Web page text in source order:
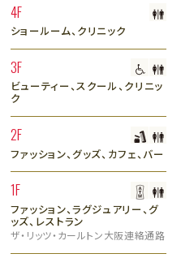
4F
ショールーム、クリニック
3F
ビューティー、スクール、クリニッ
ク
2F
ファッション、グッズ、カフェ、バー
1F
ファッション、ラグジュアリー、グ
ッズ、レストラン
ザ・リッツ・カールトン大阪連絡通路